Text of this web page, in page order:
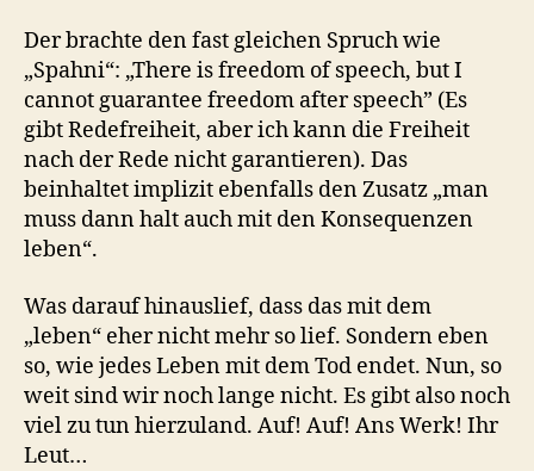
Der brachte den fast gleichen Spruch wie
„Spahni“: „There is freedom of speech, but I
cannot guarantee freedom after speech” (Es
gibt Redefreiheit, aber ich kann die Freiheit
nach der Rede nicht garantieren). Das
beinhaltet implizit ebenfalls den Zusatz „man
muss dann halt auch mit den Konsequenzen
leben“.
Was darauf hinauslief, dass das mit dem
„leben“ eher nicht mehr so lief. Sondern eben
so, wie jedes Leben mit dem Tod endet. Nun, so
weit sind wir noch lange nicht. Es gibt also noch
viel zu tun hierzuland. Auf! Auf! Ans Werk! Ihr
Leut…